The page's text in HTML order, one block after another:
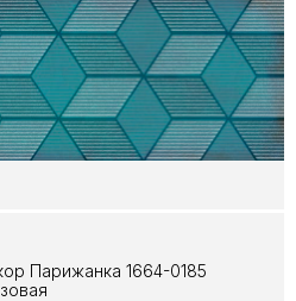
Парижанка 1664-0185